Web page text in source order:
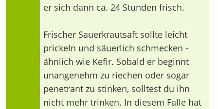
er sich dann ca. 24 Stunden frisch.
Frischer Sauerkrautsaft sollte leicht
prickeln und säuerlich schmecken -
ähnlich wie Kefir. Sobald er beginnt
unangenehm zu riechen oder sogar
penetrant zu stinken, solltest du ihn
nicht mehr trinken. In diesem Falle hat